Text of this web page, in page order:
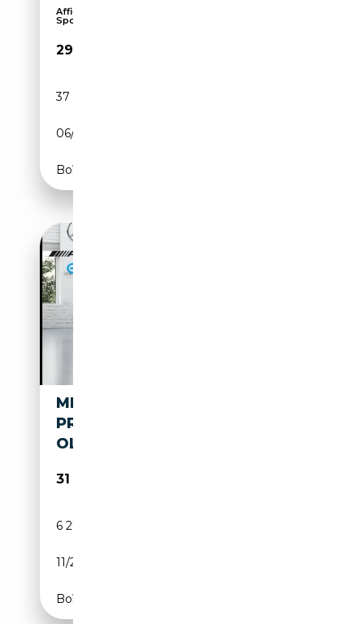
Affichage tête haute, Sièges sport, 4x4, Pack
Spor...
29 990€
37 670 km
06/2021
Boîte automatique
MERCEDES-BENZ B 250 E
PROGRESSIV+11KW+TOTW+V
OLL DIGI+KAM
31 870€
6 271 km
11/2025
Boîte automatique